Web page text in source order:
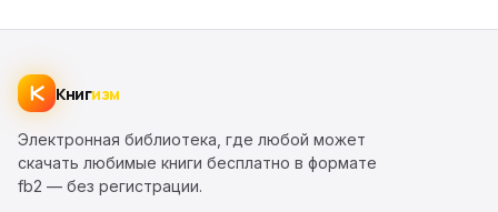
Книгизм
Электронная библиотека, где любой может
скачать любимые книги бесплатно в формате
fb2 — без регистрации.